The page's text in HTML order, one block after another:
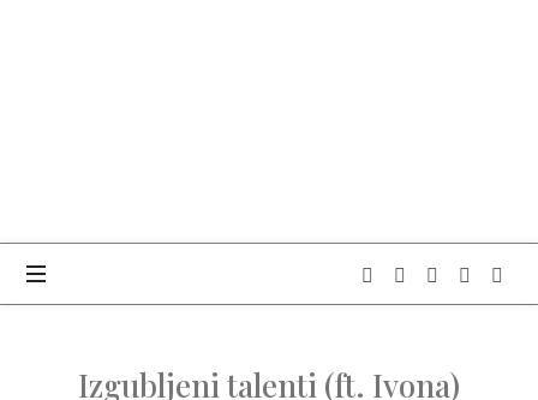
Izgubljeni talenti (ft. Ivona)